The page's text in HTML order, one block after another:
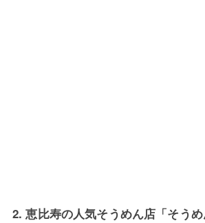
2. 恵比寿の人気そうめん店「そう